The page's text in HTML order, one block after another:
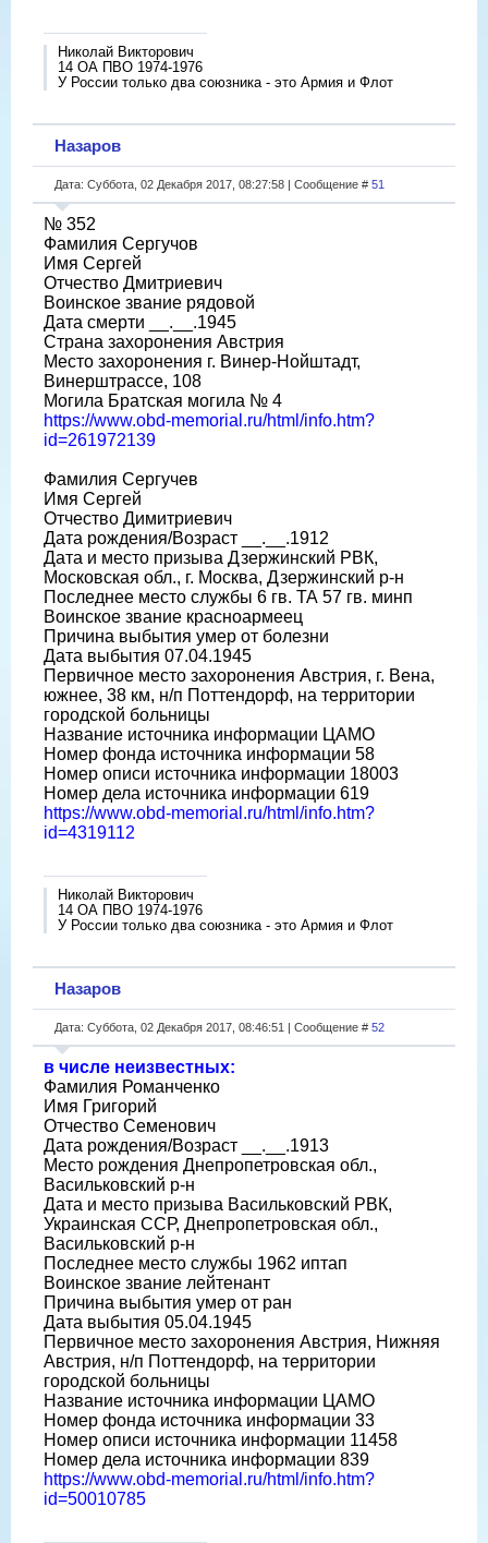
Николай Викторович
14 ОА ПВО 1974-1976
У России только два союзника - это Армия и Флот
Назаров
Дата: Суббота, 02 Декабря 2017, 08:27:58 | Сообщение # 51
№ 352
Фамилия Сергучов
Имя Сергей
Отчество Дмитриевич
Воинское звание рядовой
Дата смерти __.__.1945
Страна захоронения Австрия
Место захоронения г. Винер-Нойштадт,
Винерштрассе, 108
Могила Братская могила № 4
https://www.obd-memorial.ru/html/info.htm?
id=261972139
Фамилия Сергучев
Имя Сергей
Отчество Димитриевич
Дата рождения/Возраст __.__.1912
Дата и место призыва Дзержинский РВК,
Московская обл., г. Москва, Дзержинский р-н
Последнее место службы 6 гв. ТА 57 гв. минп
Воинское звание красноармеец
Причина выбытия умер от болезни
Дата выбытия 07.04.1945
Первичное место захоронения Австрия, г. Вена,
южнее, 38 км, н/п Поттендорф, на территории
городской больницы
Название источника информации ЦАМО
Номер фонда источника информации 58
Номер описи источника информации 18003
Номер дела источника информации 619
https://www.obd-memorial.ru/html/info.htm?
id=4319112
Николай Викторович
14 ОА ПВО 1974-1976
У России только два союзника - это Армия и Флот
Назаров
Дата: Суббота, 02 Декабря 2017, 08:46:51 | Сообщение # 52
в числе неизвестных:
Фамилия Романченко
Имя Григорий
Отчество Семенович
Дата рождения/Возраст __.__.1913
Место рождения Днепропетровская обл.,
Васильковский р-н
Дата и место призыва Васильковский РВК,
Украинская ССР, Днепропетровская обл.,
Васильковский р-н
Последнее место службы 1962 иптап
Воинское звание лейтенант
Причина выбытия умер от ран
Дата выбытия 05.04.1945
Первичное место захоронения Австрия, Нижняя
Австрия, н/п Поттендорф, на территории
городской больницы
Название источника информации ЦАМО
Номер фонда источника информации 33
Номер описи источника информации 11458
Номер дела источника информации 839
https://www.obd-memorial.ru/html/info.htm?
id=50010785